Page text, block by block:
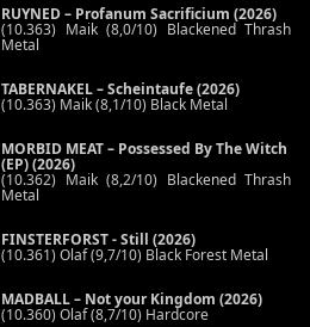
RUYNED – Profanum Sacrificium (2026)
(10.363) Maik (8,0/10) Blackened Thrash
Metal
TABERNAKEL – Scheintaufe (2026)
(10.363) Maik (8,1/10) Black Metal
MORBID MEAT – Possessed By The Witch
(EP) (2026)
(10.362) Maik (8,2/10) Blackened Thrash
Metal
FINSTERFORST - Still (2026)
(10.361) Olaf (9,7/10) Black Forest Metal
MADBALL – Not your Kingdom (2026)
(10.360) Olaf (8,7/10) Hardcore